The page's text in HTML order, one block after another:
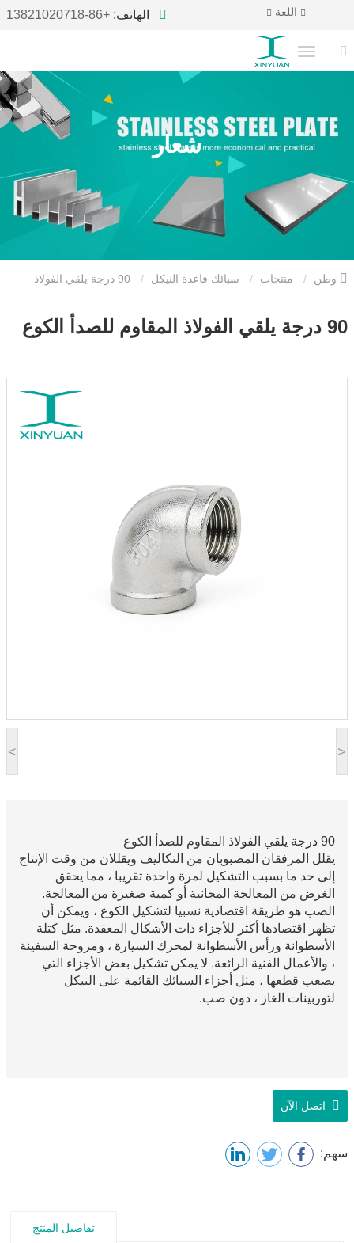
الهاتف: +86-13821020718 اللغة
شعار
منتجات سبائك قاعدة النيكل 90 درجة يلقي الفولاذ
المقاوم للصدأ الكوع
< >
90 درجة يلقي الفولاذ المقاوم للصدأ الكوع
90 درجة يلقي الفولاذ المقاوم للصدأ الكوع
يقلل المرفقان المصبوبان من التكاليف ويقللان من وقت الإنتاج
إلى حد ما بسبب التشكيل لمرة واحدة تقريبا ، مما يحقق
الغرض من المعالجة المجانية أو كمية صغيرة من المعالجة.
الصب هو طريقة اقتصادية نسبيا لتشكيل الكوع ، ويمكن أن
تظهر اقتصادها أكثر للأجزاء ذات الأشكال المعقدة. مثل كتلة
الأسطوانة ورأس الأسطوانة لمحرك السيارة ، ومروحة السفينة
، والأعمال الفنية الرائعة. لا يمكن تشكيل بعض الأجزاء التي
يصعب قطعها ، مثل أجزاء السبائك القائمة على النيكل
لتوربينات الغاز ، دون صب.
اتصل الآن
سهم:
تفاصيل المنتج